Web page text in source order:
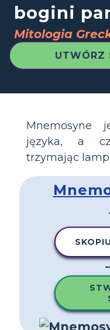
bogini
Mitologia
UTWÓRZ
Mnemosyne
języka, a
trzymając